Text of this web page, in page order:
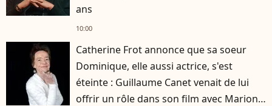
ans
10:00
Catherine Frot annonce que sa soeur
Dominique, elle aussi actrice, s'est
éteinte : Guillaume Canet venait de lui
offrir un rôle dans son film avec Marion